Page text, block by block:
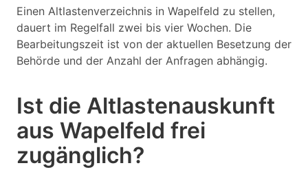
Einen Altlastenverzeichnis in Wapelfeld zu stellen,
dauert im Regelfall zwei bis vier Wochen. Die
Bearbeitungszeit ist von der aktuellen Besetzung der
Behörde und der Anzahl der Anfragen abhängig.
Ist die Altlastenauskunft
aus Wapelfeld frei
zugänglich?